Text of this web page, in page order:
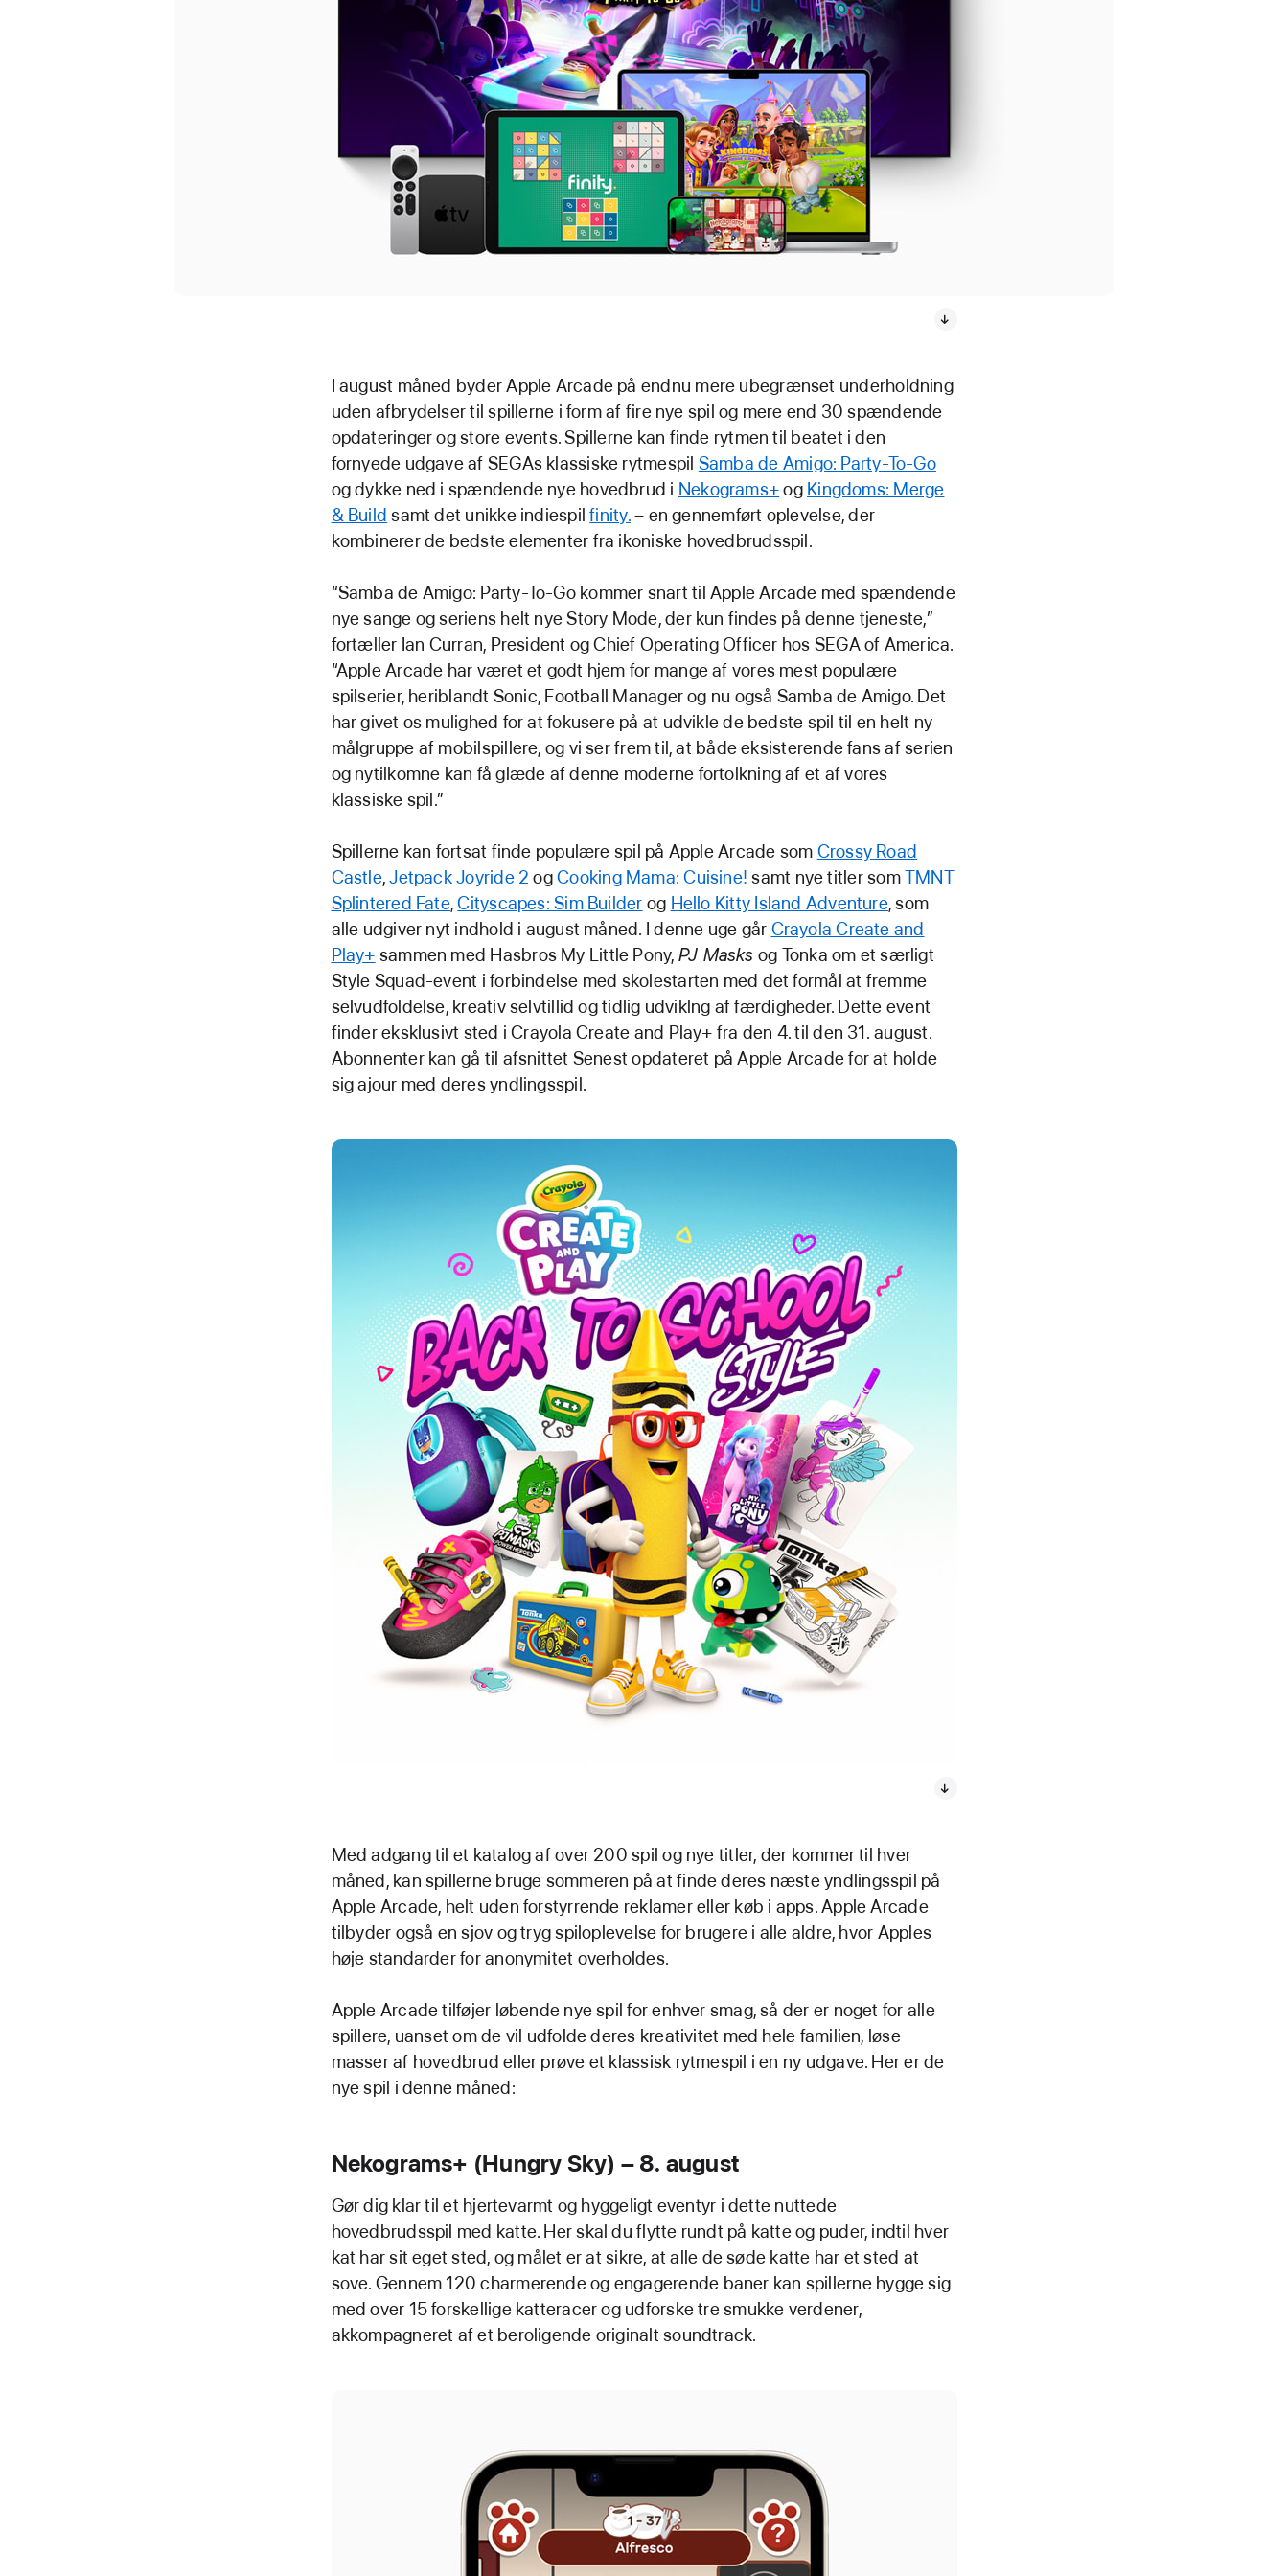
I august måned byder Apple Arcade på endnu mere ubegrænset underholdning
uden afbrydelser til spillerne i form af fire nye spil og mere end 30 spændende
opdateringer og store events. Spillerne kan finde rytmen til beatet i den
fornyede udgave af SEGAs klassiske rytmespil Samba de Amigo: Party-To-Go
og dykke ned i spændende nye hovedbrud i Nekograms+og Kingdoms: Merge
& Build samt det unikke indiespilfinity.– en gennemført oplevelse, der
kombinerer de bedste elementer fra ikoniske hovedbrudsspil.
“Samba de Amigo: Party-To-Go kommer snart til Apple Arcade med spændende
nye sange og seriens helt nye Story Mode, der kun findes på denne tjeneste,”
fortæller Ian Curran, President og Chief Operating Officer hos SEGA of America.
“Apple Arcade har været et godt hjem for mange af vores mest populære
spilserier, heriblandt Sonic, Football Manager og nu også Samba de Amigo. Det
har givet os mulighed for at fokusere på at udvikle de bedste spil til en helt ny
målgruppe af mobilspillere, og vi ser frem til, at både eksisterende fans af serien
og nytilkomne kan få glæde af denne moderne fortolkning af et af vores
klassiske spil.”
Spillerne kan fortsat finde populære spil på Apple Arcade som Crossy Road
Castle,Jetpack Joyride 2 ogCooking Mama: Cuisine! samt nye titler somTMNT
Splintered Fate,Cityscapes: Sim Builder og Hello Kitty Island Adventure, som
alle udgiver nyt indhold i august måned. I denne uge går Crayola Create and
Play+ sammen med Hasbros My Little Pony, PJ Masks og Tonka om et særligt
Style Squad-event i forbindelse med skolestarten med det formål at fremme
selvudfoldelse, kreativ selvtillid og tidlig udviklng af færdigheder. Dette event
finder eksklusivt sted i Crayola Create and Play+ fra den 4. til den 31. august.
Abonnenter kan gå til afsnittet Senest opdateret på Apple Arcade for at holde
sig ajour med deres yndlingsspil.
Med adgang til et katalog af over 200 spil og nye titler, der kommer til hver
måned, kan spillerne bruge sommeren på at finde deres næste yndlingsspil på
Apple Arcade, helt uden forstyrrende reklamer eller køb i apps. Apple Arcade
tilbyder også en sjov og tryg spiloplevelse for brugere i alle aldre, hvor Apples
høje standarder for anonymitet overholdes.
Apple Arcade tilføjer løbende nye spil for enhver smag, så der er noget for alle
spillere, uanset om de vil udfolde deres kreativitet med hele familien, løse
masser af hovedbrud eller prøve et klassisk rytmespil i en ny udgave. Her er de
nye spil i denne måned:
Nekograms+ (Hungry Sky) – 8. august
Gør dig klar til et hjertevarmt og hyggeligt eventyr i dette nuttede
hovedbrudsspil med katte. Her skal du flytte rundt på katte og puder, indtil hver
kat har sit eget sted, og målet er at sikre, at alle de søde katte har et sted at
sove. Gennem 120 charmerende og engagerende baner kan spillerne hygge sig
med over 15 forskellige katteracer og udforske tre smukke verdener,
akkompagneret af et beroligende originalt soundtrack.